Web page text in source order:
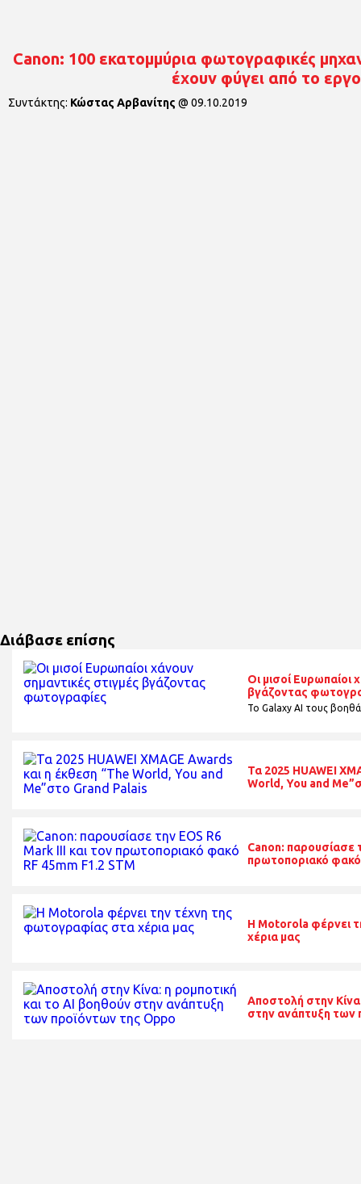
Canon: 100 εκατομμύρια φωτογραφικές
έχουν φύγει από το
Συντάκτης: Κώστας Αρβανίτης @ 09.10.2019
Διάβασε επίσης
Οι μισοί Ευρωπαίοι
βγάζοντας
Το Galaxy AI τους
Τα 2025 HUAWEI
World, You and
Canon: παρουσίασε
πρωτοποριακό φακό
H Motorola φέρνει
χέρια μας
Αποστολή στην
στην ανάπτυξη των